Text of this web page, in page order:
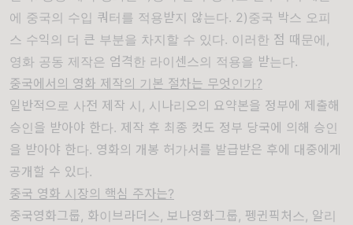
에 중국의 수입 쿼터를 적용받지 않는다. 2)중국 박스 오피
스 수익의 더 큰 부분을 차지할 수 있다. 이러한 점 때문에,
영화 공동 제작은 엄격한 라이센스의 적용을 받는다.
중국에서의 영화 제작의 기본 절차는 무엇인가?
일반적으로 사전 제작 시, 시나리오의 요약본을 정부에 제출해
승인을 받아야 한다. 제작 후 최종 컷도 정부 당국에 의해 승인
을 받아야 한다. 영화의 개봉 허가서를 발급받은 후에 대중에게
공개할 수 있다.
중국 영화 시장의 핵심 주자는?
중국영화그룹, 화이브라더스, 보나영화그룹, 펭귄픽처스, 알리